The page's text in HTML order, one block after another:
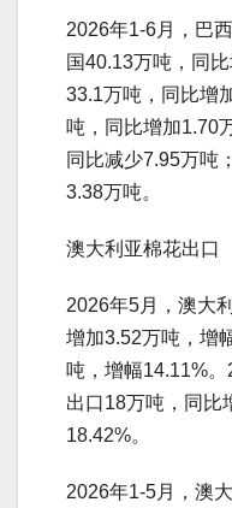
2026年1-6月，巴
国40.13万吨，同
33.1万吨，同比增
吨，同比增加1.70
同比减少7.95万吨
3.38万吨。
澳大利亚棉花出口
2026年5月，澳大
增加3.52万吨，增
吨，增幅14.11%
出口18万吨，同比
18.42%。
2026年1-5月，澳